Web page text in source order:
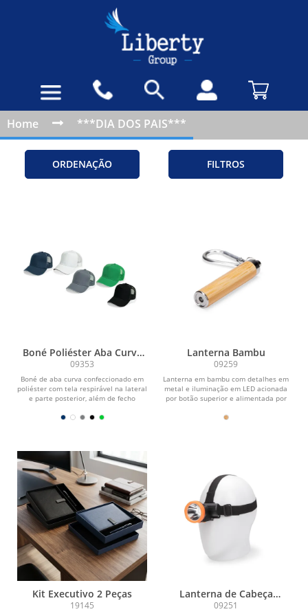
Home ***DIA DOS PAIS***
ORDENAÇÃO FILTROS
Boné Poliéster Aba Curva
com Tela
09353
Boné de aba curva confeccionado em
poliéster com tela respirável na lateral
e parte posterior, além de fecho
Lanterna Bambu
09259
Lanterna em bambu com detalhes em
metal e iluminação em LED acionada
por botão superior e alimentada por
Kit Executivo 2 Peças
19145
Lanterna de Cabeça
Recarregável
09251